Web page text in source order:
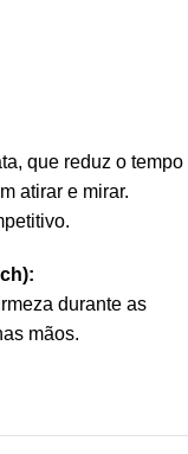
que reduz o tempo
atirar e mirar.
durante as
mãos.